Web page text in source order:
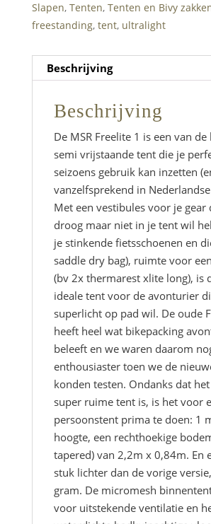
Slapen, Tenten, Tenten en Bivy
freestanding, tent, ultralight
Beschrijving
Beschrijving
De MSR Freelite 1 is een van de
semi vrijstaande tent die je
seizoens gebruik kan inzetten
vanzelfsprekend in
Met een vestibules voor je gear
droog maar niet in je tent wil
je stinkende fietsschoenen en
saddle dry bag), ruimte voor
(bv 2x thermarest xlite long), is
ideale tent voor de avonturier
superlicht op pad wil. De oude
heeft heel wat bikepacking
beleeft en we waren daarom
enthousiaster toen we de
konden testen. Ondanks dat het
super ruime tent is, is het voor
persoonstent prima te doen: 1
hoogte, een rechthoekige
tapered) van 2,2m x 0,84m. En
stuk lichter dan de vorige
gram. De micromesh
voor uitstekende ventilatie en